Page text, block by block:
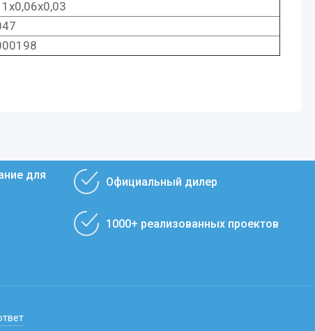
для
Официальный дилер
1000+ реализованных проектов